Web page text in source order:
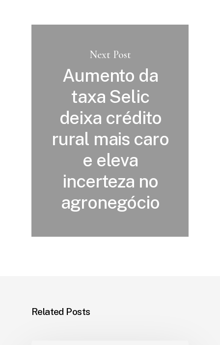
Next Post
Aumento da
taxa Selic
deixa crédito
rural mais caro
e eleva
incerteza no
agronegócio
Related Posts